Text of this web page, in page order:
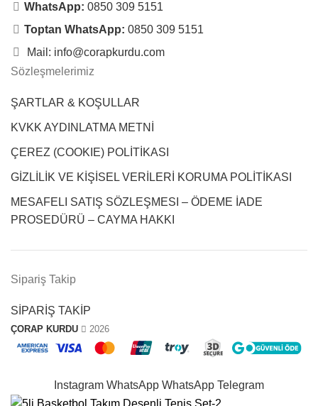
WhatsApp: 0850 309 5151
Toptan WhatsApp: 0850 309 5151
Mail: info@corapkurdu.com
Sözleşmelerimiz
ŞARTLAR & KOŞULLAR
KVKK AYDINLATMA METNİ
ÇEREZ (COOKIE) POLİTİKASI
GİZLİLİK VE KİŞİSEL VERİLERİ KORUMA POLİTİKASI
MESAFELI SATIŞ SÖZLEŞMESI – ÖDEME İADE
PROSEDÜRÜ – CAYMA HAKKI
Sipariş Takip
SİPARİŞ TAKİP
ÇORAP KURDU 2026
Instagram WhatsApp WhatsApp Telegram